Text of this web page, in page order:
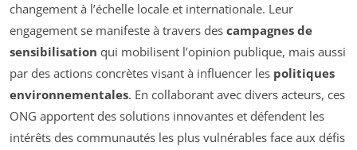
changement à l’échelle locale et internationale. Leur
engagement se manifeste à travers des campagnes de
sensibilisation qui mobilisent l’opinion publique, mais aussi
par des actions concrètes visant à influencer les politiques
environnementales. En collaborant avec divers acteurs, ces
ONG apportent des solutions innovantes et défendent les
intérêts des communautés les plus vulnérables face aux défis